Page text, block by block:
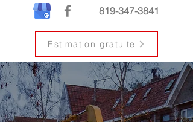
819-347-3841
Estimation gratuite